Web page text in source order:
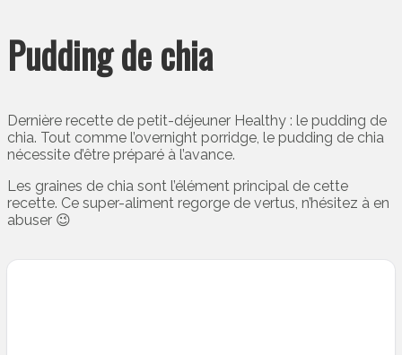
Pudding de chia
Dernière recette de petit-déjeuner Healthy : le pudding de
chia. Tout comme l’overnight porridge, le pudding de chia
nécessite d’être préparé à l’avance.
Les graines de chia sont l’élément principal de cette
recette. Ce super-aliment regorge de vertus, n’hésitez à en
abuser 😉